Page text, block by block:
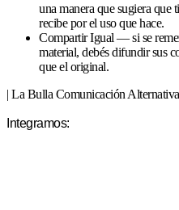
una manera que sugiera que
recibe por el uso que hace.
Compartir Igual — si se
material, debés difundir sus
que el original.
| La Bulla Comunicación Alternativa
Integramos: